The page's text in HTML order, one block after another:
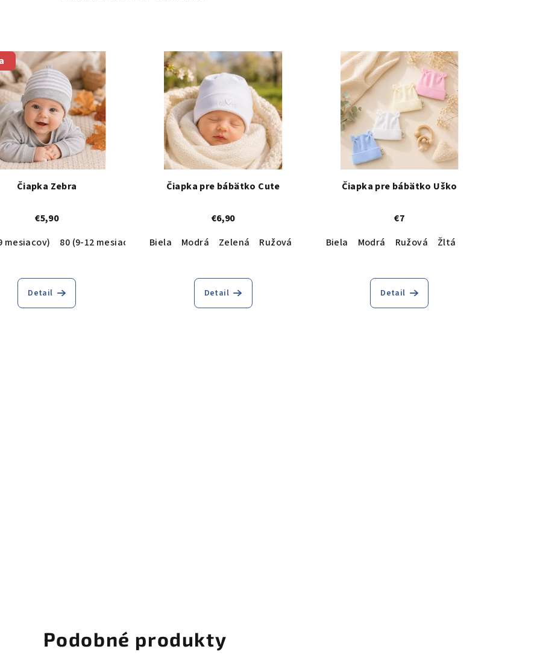
Cyklamenová Lososová
Čiapka Zebra
€5,90
mesiacov)
80 (9-12 mesiacov)
Detail
Čiapka pre bábätko Cute
€6,90
Biela
Modrá Zelená Ružová
Detail
Čiapka pre bábätko Uško
€7
Biela
Modrá Ružová Žltá
Detail
Podobné produkty